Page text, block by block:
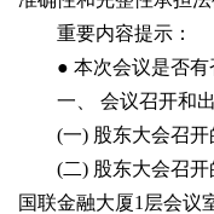
重要内容提示：
● 本次会议是否有
一、 会议召开和出
(一) 股东大会召开
(二) 股东大会召开
国联金融大厦1层会议